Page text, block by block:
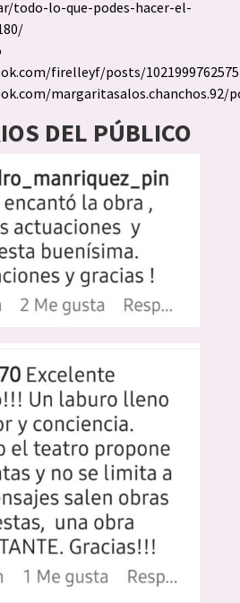
todo-lo-que-podes-hacer-el-
firelleyf/posts/
margaritasalos.chanchos.92/
DEL PÚBLICO